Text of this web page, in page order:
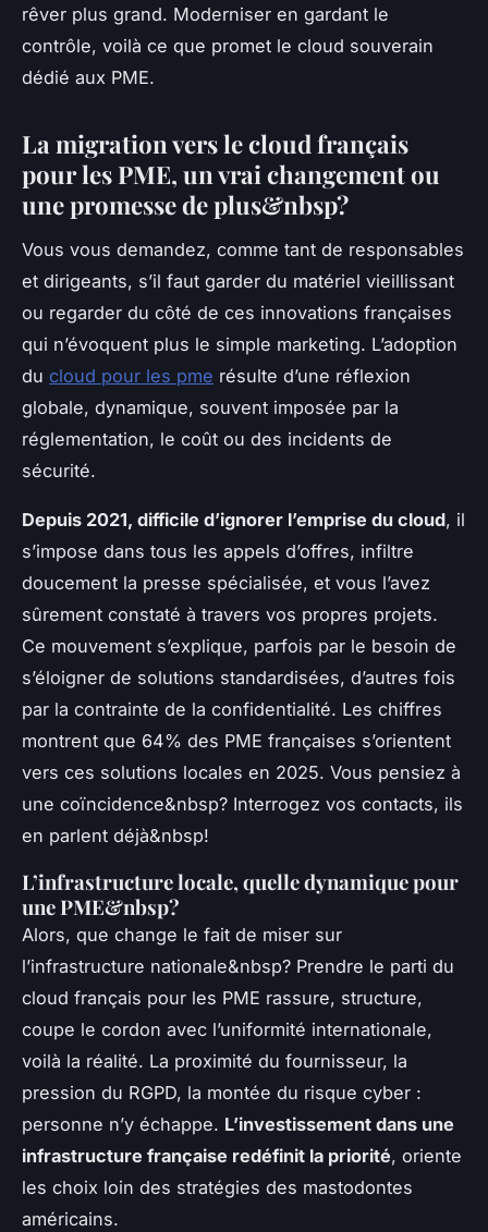
rêver plus grand. Moderniser en gardant le
contrôle, voilà ce que promet le cloud souverain
dédié aux PME.
La migration vers le cloud français
pour les PME, un vrai changement ou
une promesse de plus&nbsp?
Vous vous demandez, comme tant de responsables
et dirigeants, s’il faut garder du matériel vieillissant
ou regarder du côté de ces innovations françaises
qui n’évoquent plus le simple marketing. L’adoption
du cloud pour les pme résulte d’une réflexion
globale, dynamique, souvent imposée par la
réglementation, le coût ou des incidents de
sécurité.
Depuis 2021, difficile d’ignorer l’emprise du cloud, il
s’impose dans tous les appels d’offres, infiltre
doucement la presse spécialisée, et vous l’avez
sûrement constaté à travers vos propres projets.
Ce mouvement s’explique, parfois par le besoin de
s’éloigner de solutions standardisées, d’autres fois
par la contrainte de la confidentialité. Les chiffres
montrent que 64% des PME françaises s’orientent
vers ces solutions locales en 2025. Vous pensiez à
une coïncidence&nbsp? Interrogez vos contacts, ils
en parlent déjà&nbsp!
L’infrastructure locale, quelle dynamique pour
une PME&nbsp?
Alors, que change le fait de miser sur
l’infrastructure nationale&nbsp? Prendre le parti du
cloud français pour les PME rassure, structure,
coupe le cordon avec l’uniformité internationale,
voilà la réalité. La proximité du fournisseur, la
pression du RGPD, la montée du risque cyber :
personne n’y échappe. L’investissement dans une
infrastructure française redéfinit la priorité, oriente
les choix loin des stratégies des mastodontes
américains.